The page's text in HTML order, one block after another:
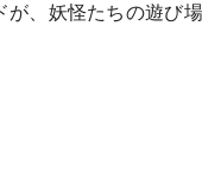
が、妖怪たちの遊び